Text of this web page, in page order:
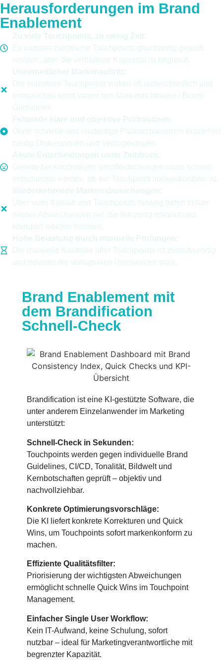
Herausforderungen im Brand
Enablement
Brand Enablement mit
dem Brandification
Schnell-Check
Brandification ist eine KI-gestützte Software, die
unter anderem Einzelanwender im Marketing
unterstützt:
Schnell-Check in Sekunden:
Touchpoints werden gegen individuelle Brand
Guidelines, CI/CD, Tonalität, Bildwelt und
Kernbotschaften geprüft – objektiv und
nachvollziehbar.
Konkrete Optimierungsvorschläge:
Die KI liefert konkrete Korrekturen und Quick
Wins, um Touchpoints sofort markenkonform zu
machen.
Effiziente Qualitätsfilter:
Priorisierung der wichtigsten Abweichungen
ermöglicht schnelle Quick Wins im Touchpoint
Management.
Einfacher Single User Workflow:
Kein IT-Aufwand, keine Schulung, sofort
nutzbar – ideal für Marketingverantwortliche mit
begrenzter Kapazität.